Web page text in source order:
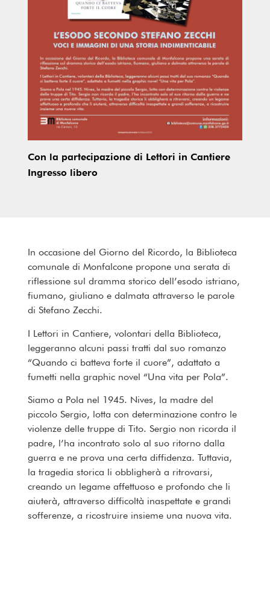
Con la partecipazione di Lettori in Cantiere
Ingresso libero
In occasione del Giorno del Ricordo, la Biblioteca
comunale di Monfalcone propone una serata di
riflessione sul dramma storico dell’esodo istriano,
fiumano, giuliano e dalmata attraverso le parole
di Stefano Zecchi.
I Lettori in Cantiere, volontari della Biblioteca,
leggeranno alcuni passi tratti dal suo romanzo
“Quando ci batteva forte il cuore”, adattato a
fumetti nella graphic novel “Una vita per Pola”.
Siamo a Pola nel 1945. Nives, la madre del
piccolo Sergio, lotta con determinazione contro le
violenze delle truppe di Tito. Sergio non ricorda il
padre, l’ha incontrato solo al suo ritorno dalla
guerra e ne prova una certa diffidenza. Tuttavia,
la tragedia storica li obbligherà a ritrovarsi,
creando un legame affettuoso e profondo che li
aiuterà, attraverso difficoltà inaspettate e grandi
sofferenze, a ricostruire insieme una nuova vita.